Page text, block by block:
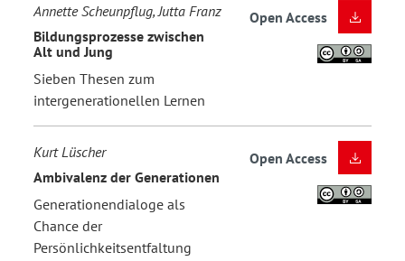
Annette Scheunpflug, Jutta Franz
Bildungsprozesse zwischen
Alt und Jung
Sieben Thesen zum
intergenerationellen Lernen
Open Access
Kurt Lüscher
Ambivalenz der Generationen
Generationendialoge als
Chance der
Persönlichkeitsentfaltung
Open Access